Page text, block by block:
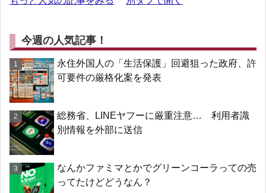
今週の人気記事！
永住外国人の「生活保護」回避狙った政府、許
可要件の厳格化案を発表
総務省、LINEヤフーに厳重注意… 利用者識
別情報を外部に送信
なんかファミマとかでグリーンコーラっての売
ってたけどどうなん？